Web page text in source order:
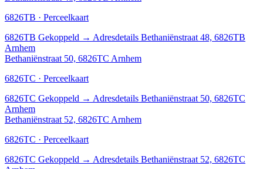
6826TB · Perceelkaart
6826TB Gekoppeld → Adresdetails Bethaniënstraat 48, 6826TB
Arnhem
Bethaniënstraat 50, 6826TC Arnhem
6826TC · Perceelkaart
6826TC Gekoppeld → Adresdetails Bethaniënstraat 50, 6826TC
Arnhem
Bethaniënstraat 52, 6826TC Arnhem
6826TC · Perceelkaart
6826TC Gekoppeld → Adresdetails Bethaniënstraat 52, 6826TC